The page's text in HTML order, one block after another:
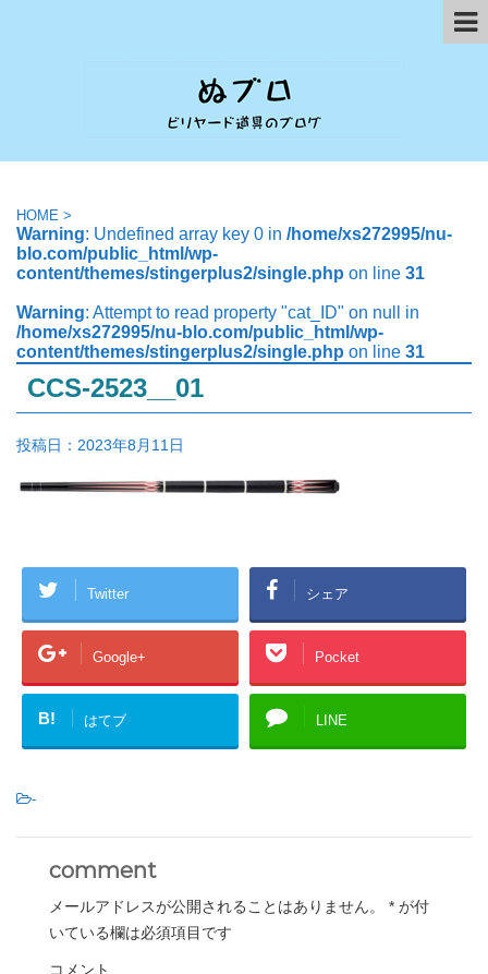
HOME >
Warning: Undefined array key 0 in /home/xs272995/nu-
blo.com/public_html/wp-
content/themes/stingerplus2/single.php on line 31
Warning: Attempt to read property "cat_ID" on null in
/home/xs272995/nu-blo.com/public_html/wp-
content/themes/stingerplus2/single.php on line 31
CCS-2523__01
投稿日： 2023年8月11日
Twitter シェア
Google+ Pocket
B! はてブ LINE
-
comment
メールアドレスが公開されることはありません。 * が付
いている欄は必須項目です
コメント